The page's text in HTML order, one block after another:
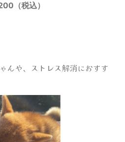
（税込）
んや、ストレス解消におすす